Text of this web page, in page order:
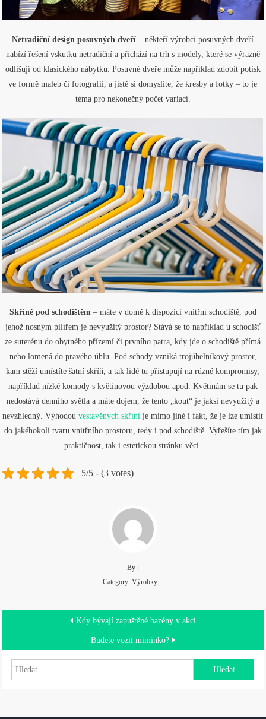
Netradiční design posuvných dveří – někteří výrobci posuvných dveří
nabízí řešení vskutku netradiční a přichází na trh s modely, které se výrazně
odlišují od klasického nábytku. Posuvné dveře může například zdobit potisk
ve formě maleb či fotografií, a jistě si domyslíte, že kresby a fotky – to je
téma pro nekonečný počet variací.
Skříně pod schodištěm – máte v domě k dispozici vnitřní schodiště, pod
jehož nosným pilířem je nevyužitý prostor? Stává se to například u schodišť
ze suterénu do obytného přízemí či prvního patra, kdy jde o schodiště přímá
nebo lomená do pravého úhlu. Pod schody vzniká trojúhelníkový prostor,
kam stěží umístíte šatní skříň, a tak lidé tu přistupují na různé kompromisy,
například nízké komody s květinovou výzdobou apod. Květinám se tu pak
nedostává denního světla a máte dojem, že tento „kout“ je jaksi nevyužitý a
nevzhledný. Výhodouvestavěných skříní je mimo jiné i fakt, že je lze umístit
do jakéhokoli tvaru vnitřního prostoru, tedy i pod schodiště. Vyřešíte tím jak
praktičnost, tak i estetickou stránku věci.
5/5 - (3 votes)
By :
Category: Výrobky
Navigace
pro
příspěvek
Kdy bývají zapuštěné bazény v akci
Budete vozit miminko?
Vyhledávání